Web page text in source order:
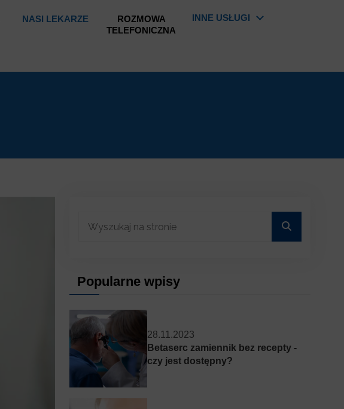
NASI LEKARZE
ROZMOWA
TELEFONICZNA
INNE USŁUGI
Popularne wpisy
28.11.2023
Betaserc zamiennik bez recepty -
czy jest dostępny?